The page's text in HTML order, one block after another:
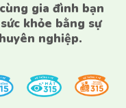
gia đình bạn
khỏe bằng sự
nghiệp.